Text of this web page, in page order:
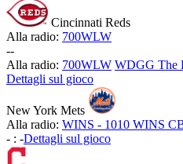
Cincinnati Reds
Alla radio: 700WLW
--
Alla radio: 700WLW WDGG The
Dettagli sul gioco
New York Mets
Alla radio: WINS - 1010 WINS
- : -Dettagli sul gioco